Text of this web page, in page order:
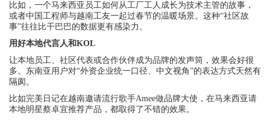
比如，一个马来西亚员工如何从工厂工人成长为技术主管的故事，
或者中国工程师与越南工友一起过春节的温暖场景。这种“社区故
事”往往比干巴巴的数据更有感染力。
用好本地代言人和KOL
让本地员工、社区代表或合作伙伴成为品牌的发声筒，效果会好很
多。东南亚用户对“外资企业统一口径、中文视角”的表达方式天然有
隔阂。
比如完美日记在越南邀请流行歌手Amee做品牌大使，在马来西亚请
本地明星蔡卓宜推荐产品，都取得了不错的效果。